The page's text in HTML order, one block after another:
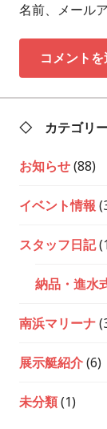
名前、メール
◇ カテゴリ
お知らせ(88)
イベント情報
スタッフ日記
納品・進水
南浜マリーナ
展示艇紹介(6)
未分類(1)